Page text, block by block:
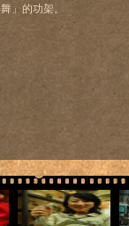
」的功架。